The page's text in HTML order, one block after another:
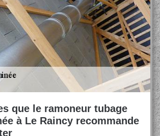
que le ramoneur tubage
à Le Raincy recommande